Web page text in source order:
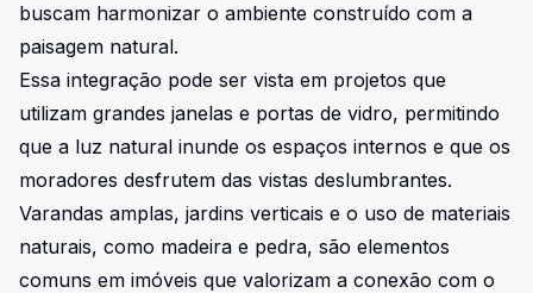
buscam harmonizar o ambiente construído com a
paisagem natural.
Essa integração pode ser vista em projetos que
utilizam grandes janelas e portas de vidro, permitindo
que a luz natural inunde os espaços internos e que os
moradores desfrutem das vistas deslumbrantes.
Varandas amplas, jardins verticais e o uso de materiais
naturais, como madeira e pedra, são elementos
comuns em imóveis que valorizam a conexão com o